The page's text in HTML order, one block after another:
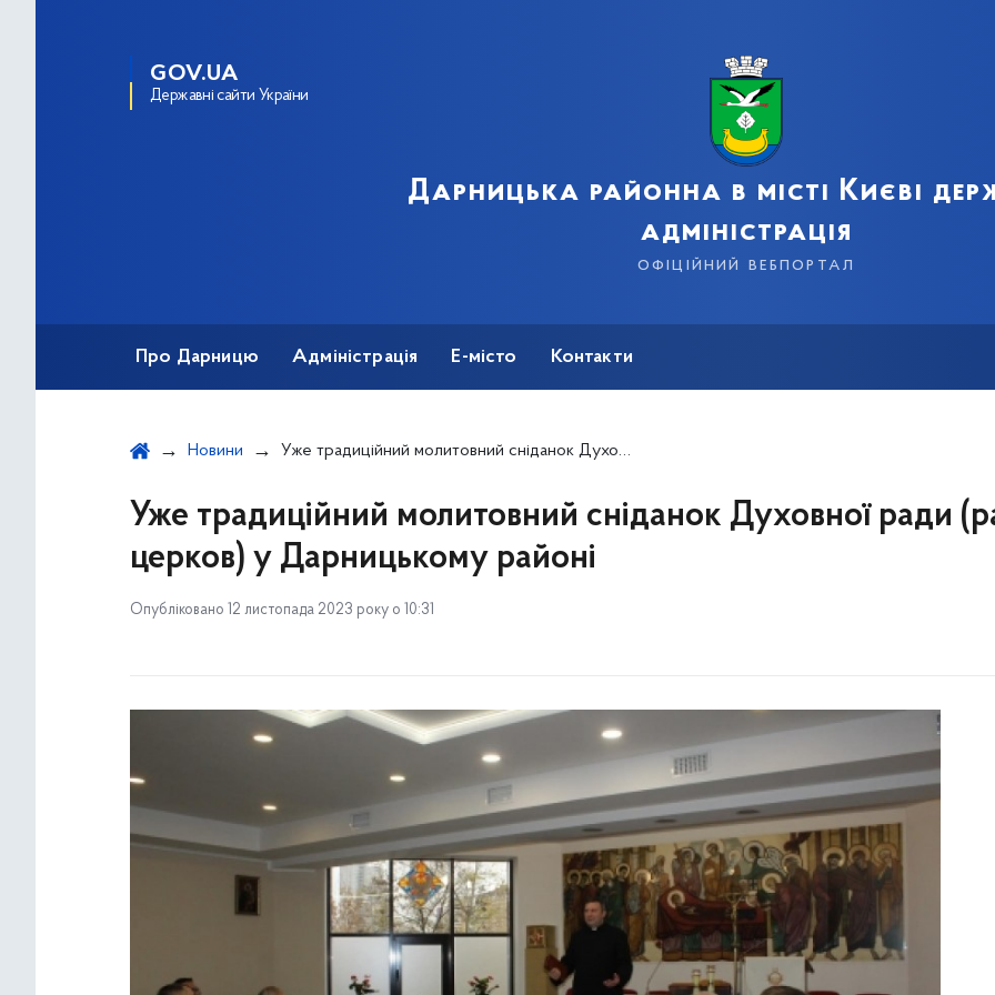
GOV.UA
Державні сайти України
Дарницька районна в місті Києві
адміністрація
офіційний вебпортал
Про Дарницю Адміністрація Е-місто Контакти
Новини Уже традиційний молитовний сніданок Духовної ради (ради церков) у Дарницькому районі
Уже традиційний молитовний сніданок Духовної ради
церков) у Дарницькому районі
Опубліковано 12 листопада 2023 року о 10:31